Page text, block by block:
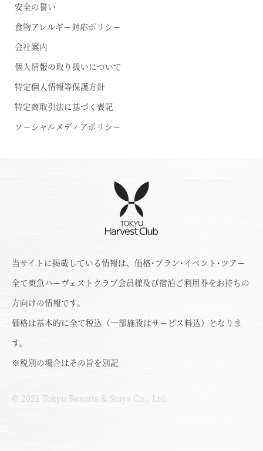
安全の誓い
食物アレルギー対応ポリシー
会社案内
個人情報の取り扱いについて
特定個人情報等保護方針
特定商取引法に基づく表記
ソーシャルメディアポリシー
当サイトに掲載している情報は、価格･プラン･イベント･ツアー
全て東急ハーヴェストクラブ会員様及び宿泊ご利用券をお持ちの
方向けの情報です。
価格は基本的に全て税込（一部施設はサービス料込）となりま
す。
※税別の場合はその旨を別記
© 2021 Tokyu Resorts & Stays Co., Ltd.